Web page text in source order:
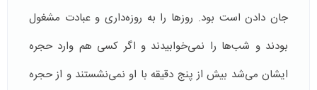
جان دادن است بود. روزها را به روزه‌داری و عبادت مشغول
بودند و شب‌ها را نمی‌خوابیدند و اگر کسی هم وارد حجره
ایشان می‌شد بیش از پنج دقیقه با او نمی‌نشستند و از حجره